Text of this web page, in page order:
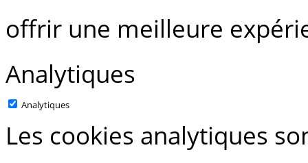
offrir une meilleure
Analytiques
Analytiques
Les cookies analytiques